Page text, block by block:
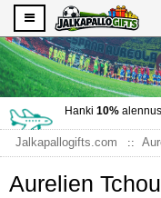
Hanki 10%
Jalkapallogifts.com
Aurelien